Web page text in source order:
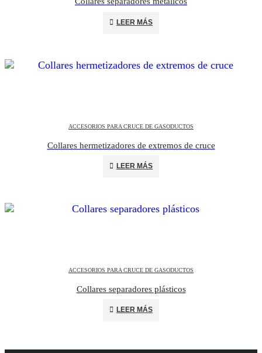
LEER MÁS
ACCESORIOS PARA CRUCE DE GASODUCTOS
Collares hermetizadores de extremos de cruce
LEER MÁS
ACCESORIOS PARA CRUCE DE GASODUCTOS
Collares separadores plásticos
LEER MÁS